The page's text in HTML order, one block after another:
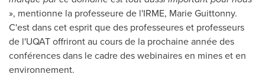
», mentionne la professeure de l'IRME, Marie Guittonny.
C'est dans cet esprit que des professeures et professeurs
de l'UQAT offriront au cours de la prochaine année des
conférences dans le cadre des webinaires en mines et en
environnement.